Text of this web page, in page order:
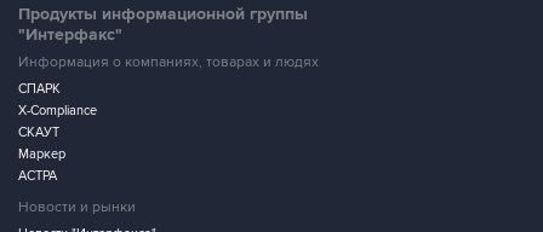
Продукты информационной группы
"Интерфакс"
Информация о компаниях, товарах и людях
СПАРК
X-Compliance
СКАУТ
Маркер
АСТРА
Новости и рынки